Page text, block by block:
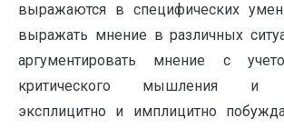
выражаются в специфических
выражать мнение в различных
аргументировать мнение с
критического мышления и
эксплицитно и имплицитно